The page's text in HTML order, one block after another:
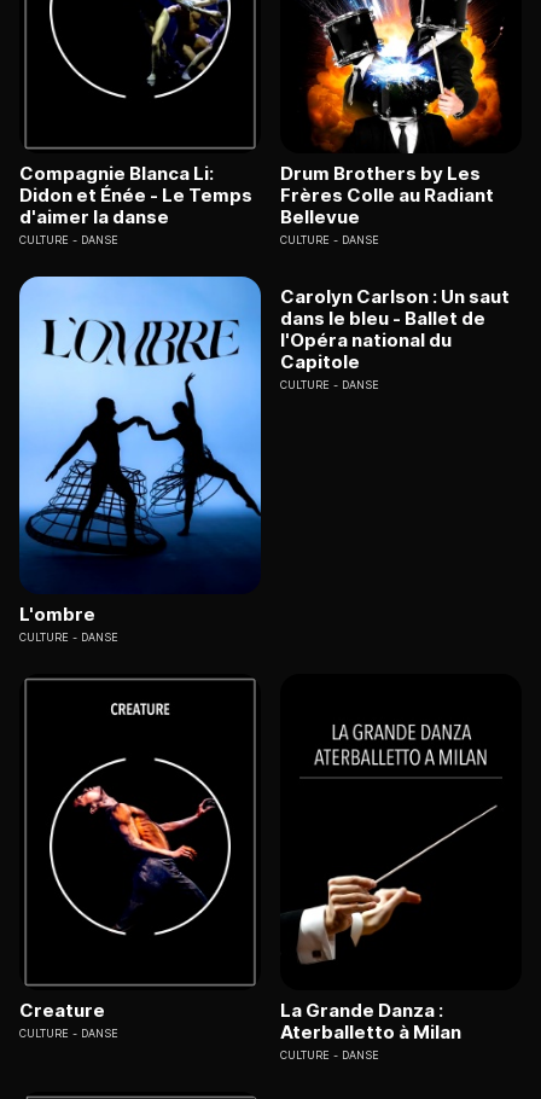
Compagnie Blanca Li:
Didon et Énée - Le Temps
d'aimer la danse
CULTURE DANSE
Drum Brothers by Les
Frères Colle au Radiant
Bellevue
CULTURE DANSE
L'ombre
CULTURE DANSE
Carolyn Carlson : Un saut
dans le bleu - Ballet de
l'Opéra national du
Capitole
CULTURE DANSE
Creature
CULTURE DANSE
La Grande Danza :
Aterballetto à Milan
CULTURE DANSE